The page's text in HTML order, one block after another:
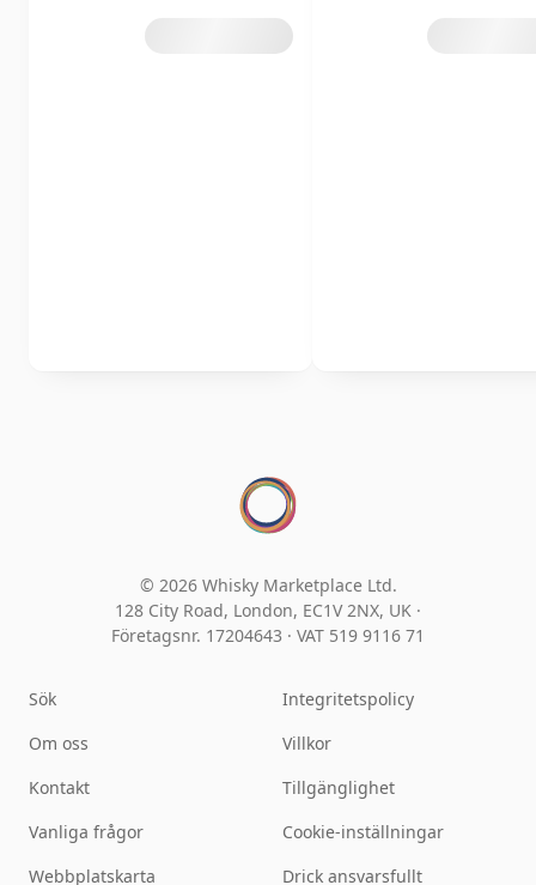
© 2026 Whisky Marketplace Ltd.
128 City Road, London, EC1V 2NX, UK ·
Företagsnr. 17204643 · VAT 519 9116 71
Sök
Om oss
Kontakt
Vanliga frågor
Webbplatskarta
Integritetspolicy
Villkor
Tillgänglighet
Cookie-inställningar
Drick ansvarsfullt